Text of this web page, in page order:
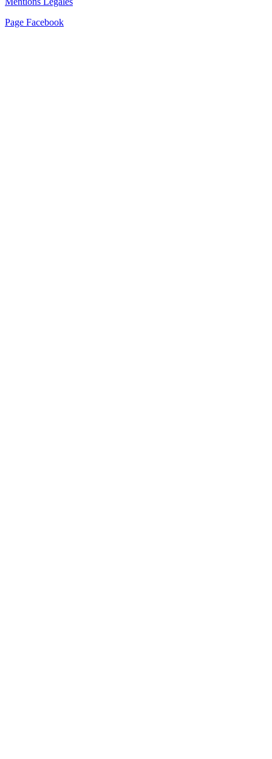
Page Facebook